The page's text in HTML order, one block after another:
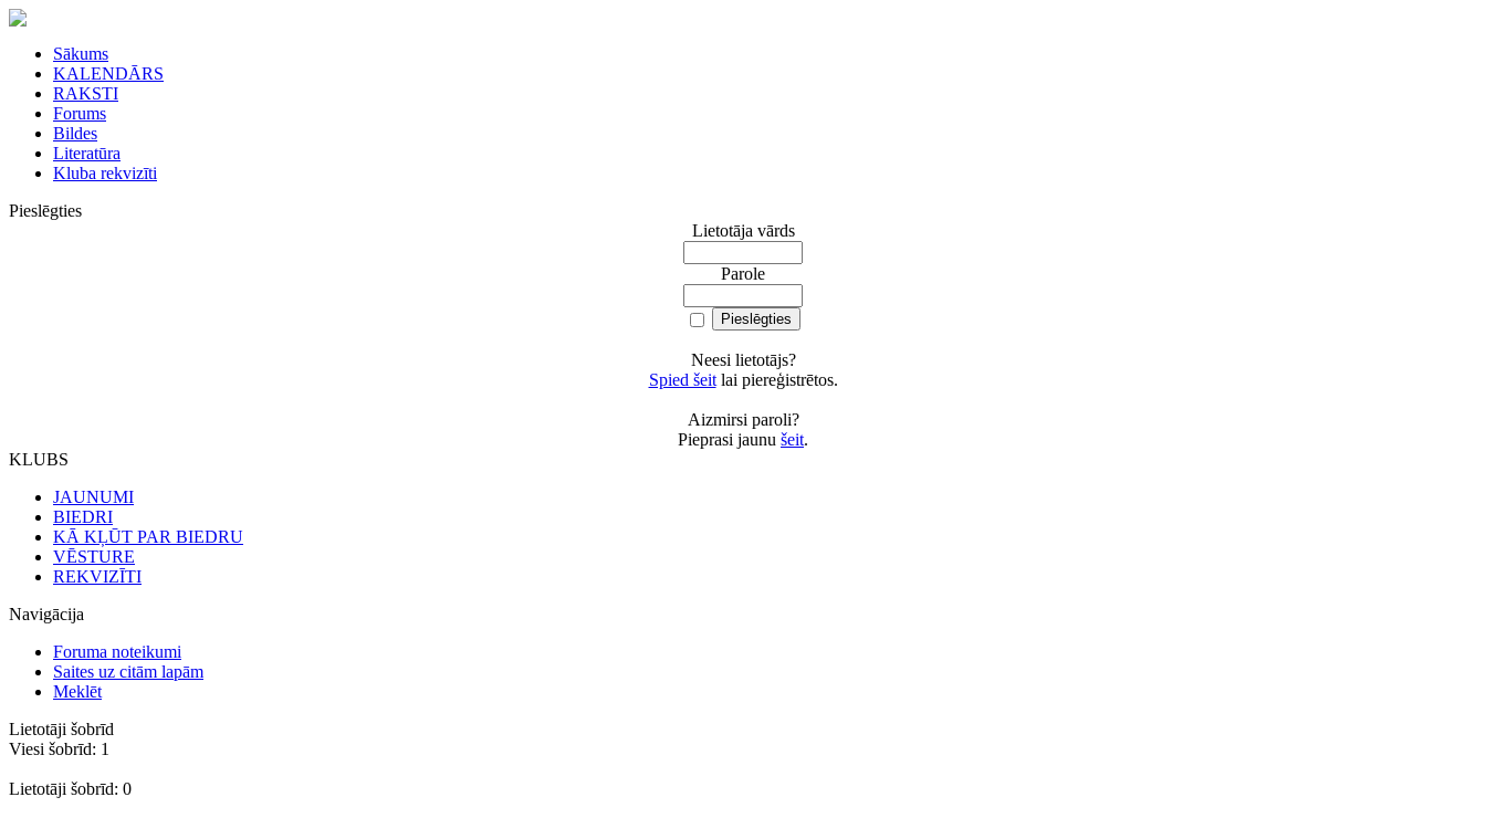
Sākums
KALENDĀRS
RAKSTI
Forums
Bildes
Literatūra
Kluba rekvizīti
Pieslēgties
Lietotāja vārds
Parole
Neesi lietotājs?
Spied šeitlai piereģistrētos.
Aizmirsi paroli?
Pieprasi jaunu šeit.
KLUBS
JAUNUMI
BIEDRI
KĀ KĻŪT PAR BIEDRU
VĒSTURE
REKVIZĪTI
Navigācija
Foruma noteikumi
Saites uz citām lapām
Meklēt
Lietotāji šobrīd
Viesi šobrīd: 1
Lietotāji šobrīd: 0